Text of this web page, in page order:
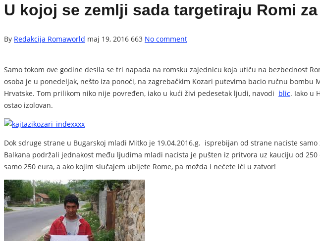
U kojoj se zemlji sada targetiraju Romi
By Redakcija Romaworld maj 19, 2016 663 No comment
Samo tokom ove godine desila se tri napada na romsku zajednicu koja utiču na bezbednost
osoba je u ponedeljak, nešto iza ponoći, na zagrebačkim Kozari putevima bacio ručnu
Hrvatske. Tom prilikom niko nije povređen, iako u kući živi pedesetak ljudi, navodi blic. Iako u
ostao izolovan.
Dok sdruge strane u Bugarskoj mladi Mitko je 19.04.2016.g. isprebijan od strane naciste
Balkana podržali jednakost među ljudima mladi nacista je pušten iz pritvora uz kauciju od
samo 250 eura, a ako kojim slučajem ubijete Rome, pa možda i nećete ići u zatvor!